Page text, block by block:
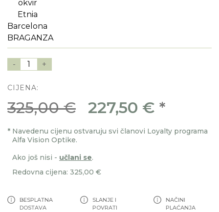
- 1 +
CIJENA:
325,00 € 227,50 € *
* Navedenu cijenu ostvaruju svi članovi Loyalty programa
Alfa Vision Optike.
Ako još nisi - učlani se.
Redovna cijena: 325,00 €
BESPLATNA
DOSTAVA
SLANJE I
POVRATI
NAČINI
PLAĆANJA